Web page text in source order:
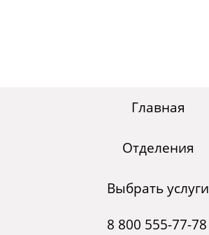
Главная
Отделения
Выбрать услуги
8 800 555-77-78